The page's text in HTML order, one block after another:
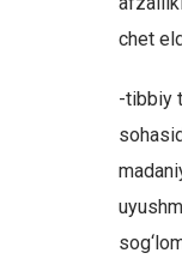
chet
-tibbiy